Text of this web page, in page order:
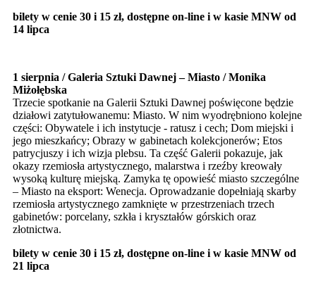
bilety w cenie 30 i 15 zł, dostępne on-line i w kasie MNW od
14 lipca
1 sierpnia / Galeria Sztuki Dawnej – Miasto / Monika
Miżołębska
Trzecie spotkanie na Galerii Sztuki Dawnej poświęcone będzie
działowi zatytułowanemu: Miasto. W nim wyodrębniono kolejne
części: Obywatele i ich instytucje - ratusz i cech; Dom miejski i
jego mieszkańcy; Obrazy w gabinetach kolekcjonerów; Etos
patrycjuszy i ich wizja plebsu. Ta część Galerii pokazuje, jak
okazy rzemiosła artystycznego, malarstwa i rzeźby kreowały
wysoką kulturę miejską. Zamyka tę opowieść miasto szczególne
– Miasto na eksport: Wenecja. Oprowadzanie dopełniają skarby
rzemiosła artystycznego zamknięte w przestrzeniach trzech
gabinetów: porcelany, szkła i kryształów górskich oraz
złotnictwa.
bilety w cenie 30 i 15 zł, dostępne on-line i w kasie MNW od
21 lipca